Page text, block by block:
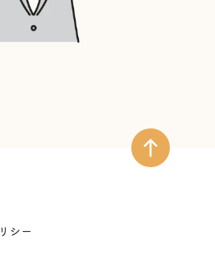
シー